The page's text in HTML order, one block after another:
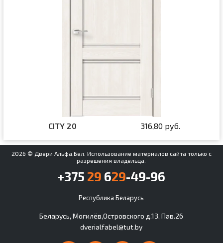
CITY 20 316,80 руб.
2026 © Двери Альфа.Бел. Использование материалов сайта только с
разрешения владельца.
+375 29 629-49-96
Республика Беларусь
Беларусь, Могилёв,Островского д.13, Пав.26
dverialfabel@tut.by